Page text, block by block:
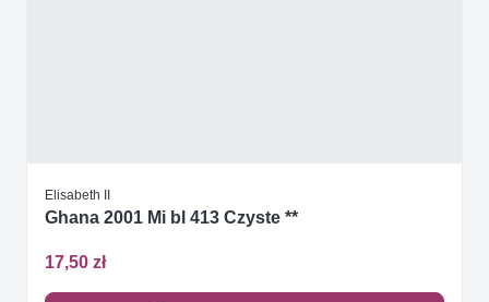
Elisabeth II
Ghana 2001 Mi bl 413 Czyste **
17,50 zł